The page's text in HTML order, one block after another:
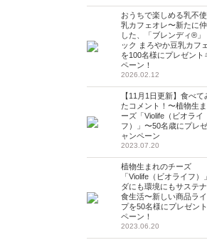
おうちで楽しめる乳不
乳カフェオレ〜新たに
した、「ブレンディ®」
ック まろやか豆乳カフ
を100名様にプレゼント
ペーン！
2026.02.12
【11月1日更新】食べて
たコメント！〜植物生
ーズ「Violife（ビオライ
フ）」〜50名歳にプレ
ャンペーン
2023.07.20
植物生まれのチーズ
「Violife（ビオライフ）
ダにも環境にもサステ
食生活〜新しい商品ラ
プを50名様にプレゼン
ペーン！
2023.06.20